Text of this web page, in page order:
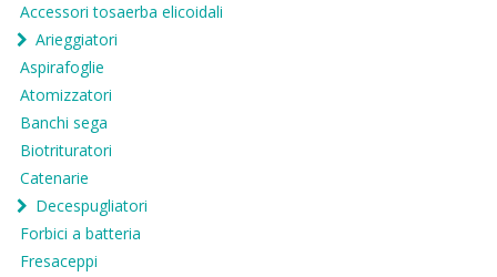
Accessori tosaerba elicoidali
Arieggiatori
Aspirafoglie
Atomizzatori
Banchi sega
Biotrituratori
Catenarie
Decespugliatori
Forbici a batteria
Fresaceppi